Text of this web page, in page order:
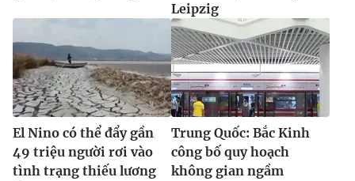
Leipzig
El Nino có thể đẩy gần
49 triệu người rơi vào
tình trạng thiếu lương
Trung Quốc: Bắc Kinh
công bố quy hoạch
không gian ngầm